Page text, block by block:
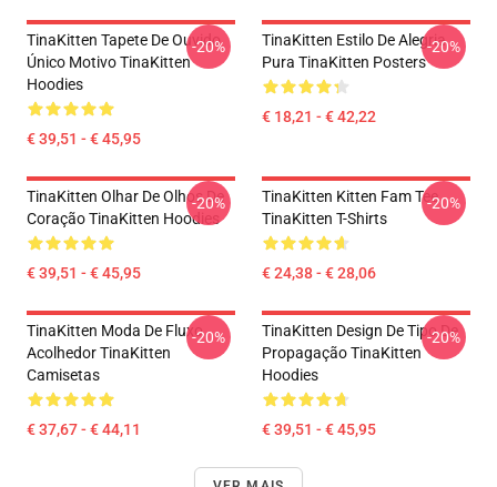
TinaKitten Tapete De Ouvido
Único Motivo TinaKitten
Hoodies
€ 39,51 - € 45,95
-20%
TinaKitten Estilo De Alegria
Pura TinaKitten Posters
€ 18,21 - € 42,22
-20%
TinaKitten Olhar De Olhos De
Coração TinaKitten Hoodies
€ 39,51 - € 45,95
-20%
TinaKitten Kitten Fam Tee
TinaKitten T-Shirts
€ 24,38 - € 28,06
-20%
TinaKitten Moda De Fluxo
Acolhedor TinaKitten
Camisetas
€ 37,67 - € 44,11
-20%
TinaKitten Design De Tipo De
Propagação TinaKitten
Hoodies
€ 39,51 - € 45,95
-20%